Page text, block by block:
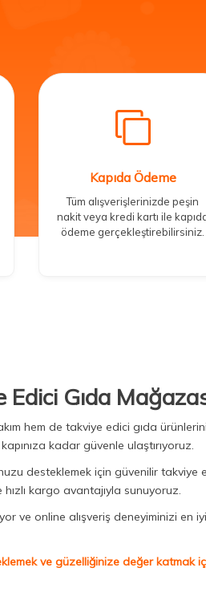
Kapıda Ödeme
Tüm alışverişlerinizde peşin
nakit veya kredi kartı ile
ödeme gerçekleştirebilirsiniz.
Gıda
hem de takviye edici gıda
kadar güvenle ulaştırıyoruz.
desteklemek için güvenilir takviye
kargo avantajıyla sunuyoruz.
ve online alışveriş deneyiminizi en
ve güzelliğinize değer katmak